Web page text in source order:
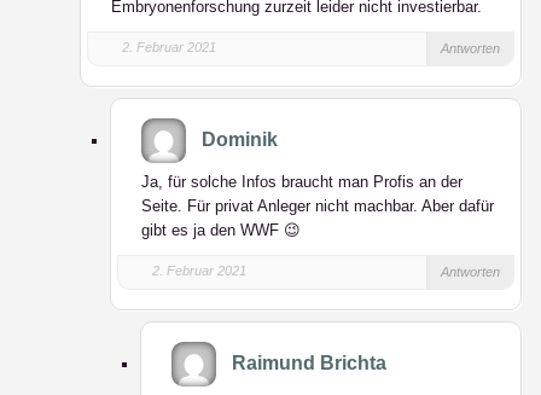
Embryonenforschung zurzeit leider nicht investierbar.
2. Februar 2021 Antworten
Dominik
Ja, für solche Infos braucht man Profis an der
Seite. Für privat Anleger nicht machbar. Aber dafür
gibt es ja den WWF 😉
2. Februar 2021 Antworten
Raimund Brichta